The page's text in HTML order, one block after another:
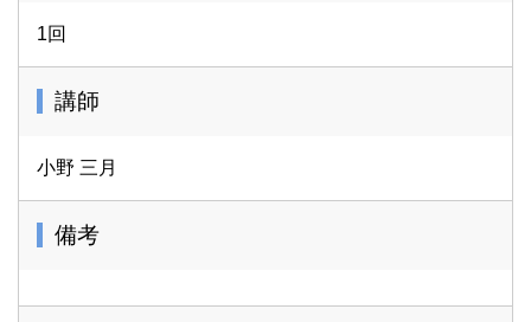
1回
講師
小野 三月
備考